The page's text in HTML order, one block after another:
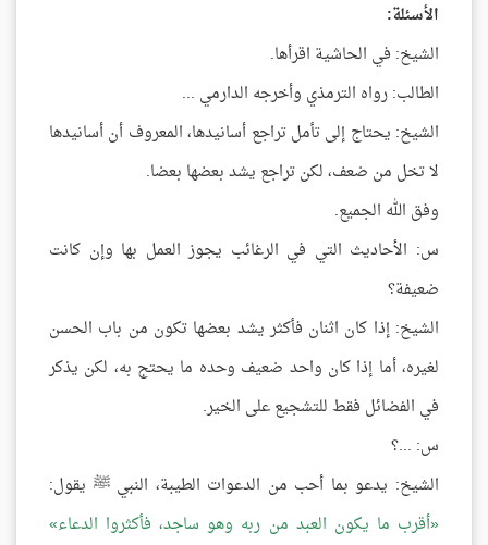
الأسئلة:
الشيخ: في الحاشية اقرأها.
الطالب: رواه الترمذي وأخرجه الدارمي ...
الشيخ: يحتاج إلى تأمل تراجع أسانيدها، المعروف أن أسانيدها
لا تخل من ضعف، لكن تراجع يشد بعضها بعضا.
وفق الله الجميع.
س: الأحاديث التي في الرغائب يجوز العمل بها وإن كانت
ضعيفة؟
الشيخ: إذا كان اثنان فأكثر يشد بعضها تكون من باب الحسن
لغيره، أما إذا كان واحد ضعيف وحده ما يحتج به، لكن يذكر
في الفضائل فقط للتشجيع على الخير.
س: ...؟
الشيخ: يدعو بما أحب من الدعوات الطيبة، النبي ﷺ يقول:
أقرب ما يكون العبد من ربه وهو ساجد، فأكثروا الدعاء